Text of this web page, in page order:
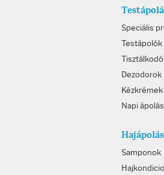
Speciális
Testápolók
Dezodorok
Kézkrémek
Napi ápolás
Hajápolás
Samponok